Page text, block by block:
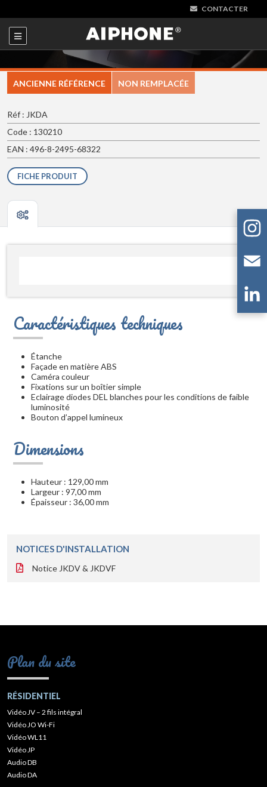
CONTACTER
ANCIENNE RÉFÉRENCE NON REMPLACÉE
Réf : JKDA
Code : 130210
EAN : 496-8-2495-68322
FICHE PRODUIT
Caractéristiques techniques
Étanche
Façade en matière ABS
Caméra couleur
Fixations sur un boîtier simple
Eclairage diodes DEL blanches pour les conditions de faible
luminosité
Bouton d’appel lumineux
Dimensions
Hauteur : 129,00 mm
Largeur : 97,00 mm
Épaisseur : 36,00 mm
NOTICES D'INSTALLATION
Notice JKDV & JKDVF
Plan du site
RÉSIDENTIEL
Vidéo JV – 2 fils intégral
Vidéo JO Wi-Fi
Vidéo WL11
Vidéo JP
Audio DB
Audio DA